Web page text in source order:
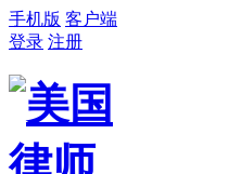
手机版 客户端
登录 注册